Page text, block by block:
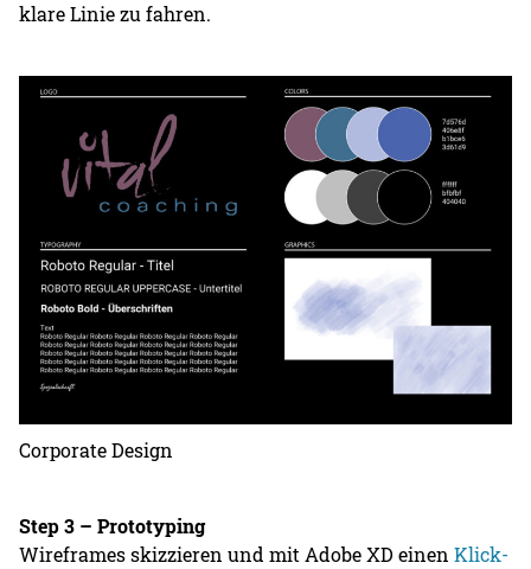
klare Linie zu fahren.
Corporate Design
Step 3 – Prototyping
Wireframes skizzieren und mit Adobe XD einenKlick-